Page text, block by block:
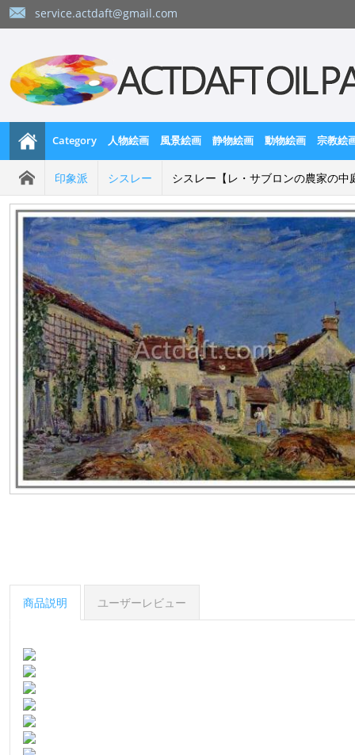
service.actdaft@gmail.com
Category 人物絵画 風景絵画 静物絵画 動物絵画 宗教絵
印象派 シスレー シスレー【レ・サブロンの農家の中
商品説明 ユーザーレビュー